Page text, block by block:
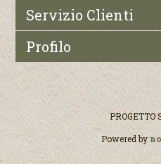
Servizio Clienti
Profilo
PROGETTO
Powered by